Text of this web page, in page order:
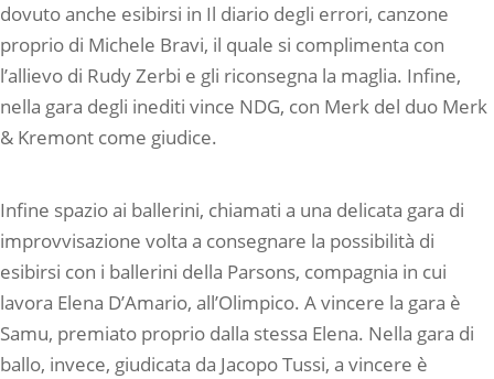
dovuto anche esibirsi in Il diario degli errori, canzone
proprio di Michele Bravi, il quale si complimenta con
l’allievo di Rudy Zerbi e gli riconsegna la maglia. Infine,
nella gara degli inediti vince NDG, con Merk del duo Merk
& Kremont come giudice.
Infine spazio ai ballerini, chiamati a una delicata gara di
improvvisazione volta a consegnare la possibilità di
esibirsi con i ballerini della Parsons, compagnia in cui
lavora Elena D’Amario, all’Olimpico. A vincere la gara è
Samu, premiato proprio dalla stessa Elena. Nella gara di
ballo, invece, giudicata da Jacopo Tussi, a vincere è